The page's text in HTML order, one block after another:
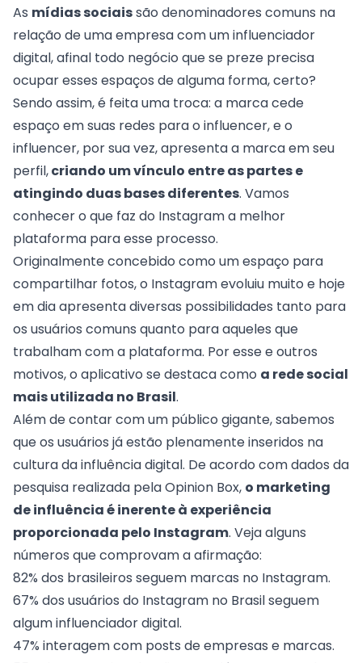
As mídias sociaissão denominadores comuns na
relação de uma empresa com um influenciador
digital, afinal todo negócio que se preze precisa
ocupar esses espaços de alguma forma, certo?
Sendo assim, é feita uma troca: a marca cede
espaço em suas redes para o influencer, e o
influencer, por sua vez, apresenta a marca em seu
perfil,criando um vínculo entre as partes e
atingindo duas bases diferentes. Vamos
conhecer o que faz do Instagram a melhor
plataforma para esse processo.
Originalmente concebido como um espaço para
compartilhar fotos, o Instagram evoluiu muito e hoje
em dia apresenta diversas possibilidades tanto para
os usuários comuns quanto para aqueles que
trabalham com a plataforma. Por esse e outros
motivos, o aplicativo se destaca como a rede social
mais utilizada no Brasil.
Além de contar com um público gigante, sabemos
que os usuários já estão plenamente inseridos na
cultura da influência digital. De acordo com dados da
pesquisa realizada pela Opinion Box, o marketing
de influência é inerente à experiência
proporcionada pelo Instagram. Veja alguns
números que comprovam a afirmação:
82% dos brasileiros seguem marcas no Instagram.
67% dos usuários do Instagram no Brasil seguem
algum influenciador digital.
47% interagem com posts de empresas e marcas.